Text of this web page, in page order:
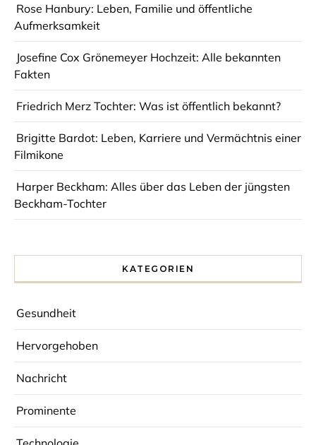
Rose Hanbury: Leben, Familie und öffentliche
Aufmerksamkeit
Josefine Cox Grönemeyer Hochzeit: Alle bekannten
Fakten
Friedrich Merz Tochter: Was ist öffentlich bekannt?
Brigitte Bardot: Leben, Karriere und Vermächtnis einer
Filmikone
Harper Beckham: Alles über das Leben der jüngsten
Beckham-Tochter
KATEGORIEN
Gesundheit
Hervorgehoben
Nachricht
Prominente